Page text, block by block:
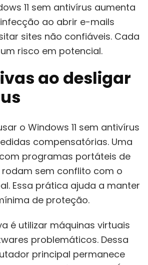
11 sem antivírus aumenta
ao abrir e-mails
sites não confiáveis. Cada
risco em potencial.
ao desligar
o Windows 11 sem antivírus
compensatórias. Uma
programas portáteis de
sem conflito com o
Essa prática ajuda a manter
de proteção.
é utilizar máquinas virtuais
problemáticos. Dessa
principal permanece